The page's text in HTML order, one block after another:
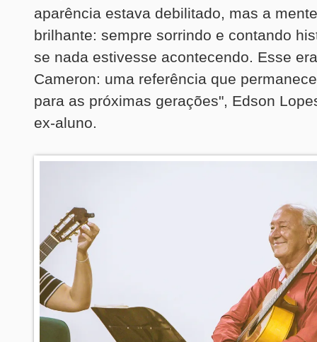
aparência estava debilitado, mas a
brilhante: sempre sorrindo e contando
se nada estivesse acontecendo. Esse
Cameron: uma referência que
para as próximas gerações", Edson
ex-aluno.